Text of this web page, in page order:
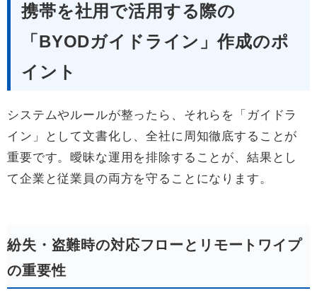
携帯を社用で活用する際の
「BYODガイドライン」作成のポ
イント
システムやルールが整ったら、それらを「ガイドラ
イン」として文書化し、全社に周知徹底することが
重要です。曖昧な運用を排除することが、結果とし
て企業と従業員の両方を守ることになります。
紛失・盗難時の対応フローとリモートワイプ
の重要性